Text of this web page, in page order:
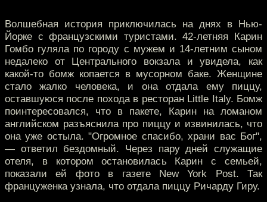
Волшебная история приключилась на днях в Нью-
Йорке с французскими туристами. 42-летняя Карин
Гомбо гуляла по городу с мужем и 14-летним сыном
недалеко от Центрального вокзала и увидела, как
какой-то бомж копается в мусорном баке. Женщине
стало жалко человека, и она отдала ему пиццу,
оставшуюся после похода в ресторан Little Italy. Бомж
поинтересовался, что в пакете, Карин на ломаном
английском разъяснила про пиццу и извинилась, что
она уже остыла. "Огромное спасибо, храни вас Бог",
— ответил бездомный. Через пару дней служащие
отеля, в котором остановилась Карин с семьей,
показали ей фото в газете New York Post. Так
француженка узнала, что отдала пиццу Ричарду Гиру.